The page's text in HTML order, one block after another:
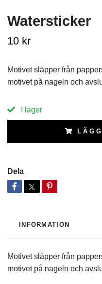
Watersticker
10 kr
Motivet släpper från
motivet på nageln och
I lager
Dela
INFORMATION
Motivet släpper från
motivet på nageln och